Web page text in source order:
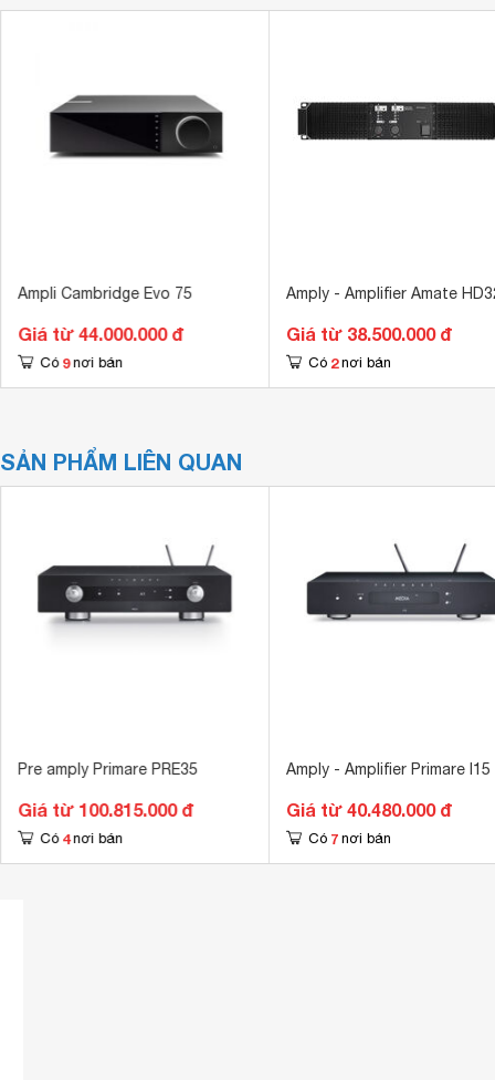
Ampli Cambridge Evo 75
Giá từ 44.000.000 đ
Có 9 nơi bán
Amply - Amplifier Amate
Giá từ 38.500.000 đ
Có 2 nơi bán
SẢN PHẨM LIÊN QUAN
Pre amply Primare PRE35
Giá từ 100.815.000 đ
Có 4 nơi bán
Amply - Amplifier Primare I15
Giá từ 40.480.000 đ
Có 7 nơi bán